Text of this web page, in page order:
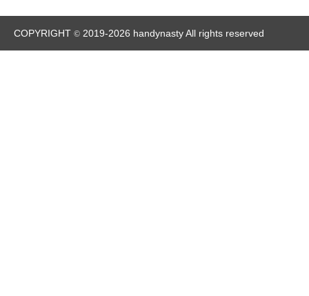
COPYRIGHT © 2019-2026 handynasty All rights reserved